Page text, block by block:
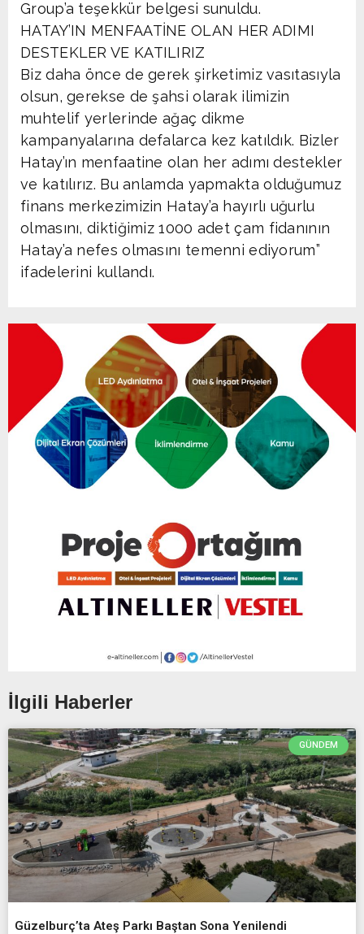
Group’a teşekkür belgesi sunuldu.
HATAY’IN MENFAATİNE OLAN HER ADIMI
DESTEKLER VE KATILIRIZ
Biz daha önce de gerek şirketimiz vasıtasıyla
olsun, gerekse de şahsi olarak ilimizin
muhtelif yerlerinde ağaç dikme
kampanyalarına defalarca kez katıldık. Bizler
Hatay’ın menfaatine olan her adımı destekler
ve katılırız. Bu anlamda yapmakta olduğumuz
finans merkezimizin Hatay’a hayırlı uğurlu
olmasını, diktiğimiz 1000 adet çam fidanının
Hatay’a nefes olmasını temenni ediyorum”
ifadelerini kullandı.
İlgili Haberler
GÜNDEM
Güzelburç’ta Ateş Parkı Baştan Sona Yenilendi